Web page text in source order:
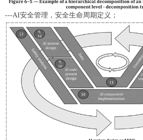
---AI安全管理，安全生命周期定义；